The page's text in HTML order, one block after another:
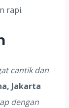
rapi.
cantik dan
Jakarta
dengan